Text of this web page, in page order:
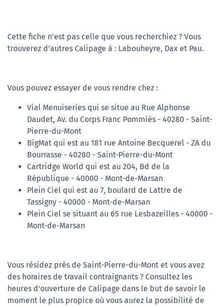
Cette fiche n'est pas celle que vous recherchiez ? Vous
trouverez d'autres Calipage à : Labouheyre, Dax et Pau.
Vous pouvez essayer de vous rendre chez :
Vial Menuiseries qui se situe au Rue Alphonse
Daudet, Av. du Corps Franc Pommiès - 40280 - Saint-
Pierre-du-Mont
BigMat qui est au 181 rue Antoine Becquerel - ZA du
Bourrasse - 40280 - Saint-Pierre-du-Mont
Cartridge World qui est au 204, Bd de la
République - 40000 - Mont-de-Marsan
Plein Ciel qui est au 7, boulard de Lattre de
Tassigny - 40000 - Mont-de-Marsan
Plein Ciel se situant au 65 rue Lesbazeilles - 40000 -
Mont-de-Marsan
Vous résidez près de Saint-Pierre-du-Mont et vous avez
des horaires de travail contraignants ? Consultez les
heures d'ouverture de Calipage dans le but de savoir le
moment le plus propice où vous aurez la possibilité de